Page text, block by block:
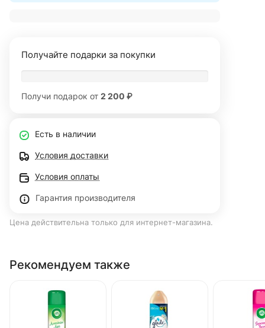
Получайте подарки за покупки
Получи подарок от 2 200 ₽
Есть в наличии
Условия доставки
Условия оплаты
Гарантия производителя
Цена действительна только для интернет-магазина.
Рекомендуем также